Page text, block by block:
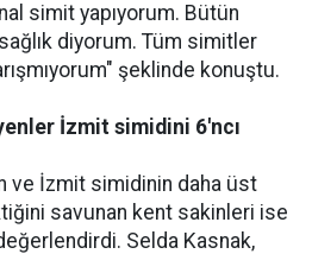
simit yapıyorum. Bütün
diyorum. Tüm simitler
şeklinde konuştu.
İzmit simidini 6'ncı
ve İzmit simidinin daha üst
savunan kent sakinleri ise
Selda Kasnak,